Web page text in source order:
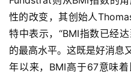
性的改变，其创始人
特中表示，“BMI指数已经
的最高水平。这既是好消息
年以来，BMI高于67意味